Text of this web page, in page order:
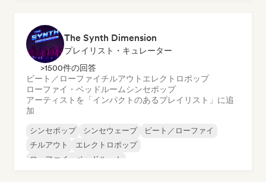
The Synth Dimension
プレイリスト・キュレーター
>1500件の回答
ビート／ローファイチルアウト エレクトロポップ
ローファイ・ベッドルームシンセポップ
アーティストを「インパクトのあるプレイリスト」に追
加
シンセポップ シンセウェーブ
ビート／ローファイ
チルアウト
エレクトロポップ
ローファイ・ベッドルーム